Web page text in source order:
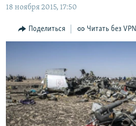
Вернутся
поиску
ИНТЕРАКТИВ
ИНФОГРАФИКА
ПРОПАВШИЕ БЕЗ ВЕСТИ
ПОБЕДИТЕЛЕЙ НЕ СУДЯТ?
КРЫМ.НЕПОКОРЕННЫЙ
РАДІО СВОБОДА
КАК ОБОЙТИ БЛОКИРОВКУ
Qırımtatar
ПРИСОЕДИНЯЙТЕСЬ!
18 ноября 2015, 17:50
Поделиться Читать без VPN